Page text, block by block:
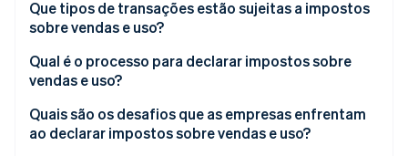
Stripe Sessions 2026
Assista agora
Que tipos de transações estão sujeitas a impostos
sobre vendas e uso?
O que está sendo vendido
Onde o cliente está localizado
Qual é o processo para declarar impostos sobre
vendas e uso?
Confirme onde e com que frequência você precisa
registrar
Quais são os desafios que as empresas enfrentam
ao declarar impostos sobre vendas e uso?